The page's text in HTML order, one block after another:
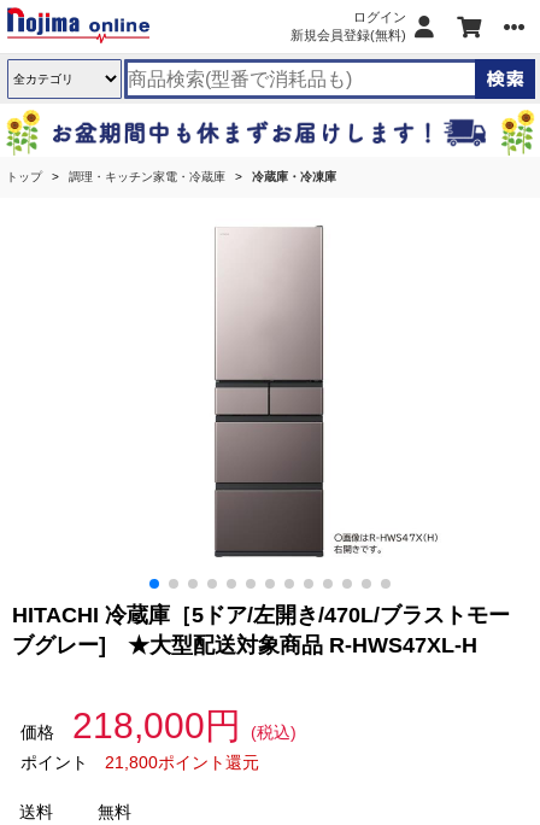
ログイン
新規会員登録(無料)
トップ 調理・キッチン家電・冷蔵庫 冷蔵庫・冷凍庫
HITACHI 冷蔵庫［5ドア/左開き/470L/ブラストモー
ブグレー] ★大型配送対象商品 R-HWS47XL-H
価格 218,000円
(税込)
ポイント
21,800ポイント還元
送料
無料